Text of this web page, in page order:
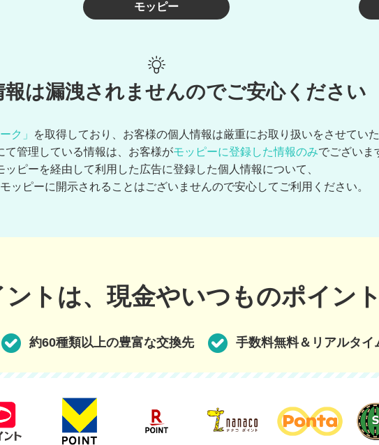
モッピー
報は漏洩されませんのでご安心ください
ク」
を取得しており、お客様の個人情報は厳重にお取り扱いをさせてい
て管理している情報は、お客様がモッピーに登録した情報のみでございま
ッピーを経由して利用した広告に登録した個人情報について、
ッピーに開示されることはございませんので安心してご利用ください。
トは、現金やいつものポイン
約60種類以上の豊富な交換先 手数料無料＆リアルタイ